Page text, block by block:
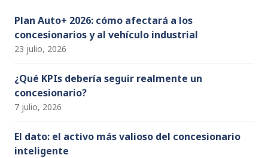
h
a
n
Plan Auto+ 2026: cómo afectará a los
concesionarios y al vehículo industrial
23 julio, 2026
¿Qué KPIs debería seguir realmente un
concesionario?
7 julio, 2026
El dato: el activo más valioso del concesionario
inteligente